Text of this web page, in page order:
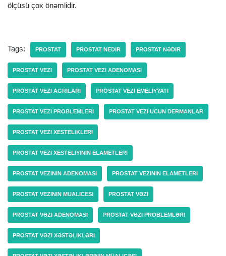
ölçüsü çox önəmlidir.
Tags: PROSTAT PROSTAT NEDIR PROSTAT NƏDIR
PROSTAT VEZI PROSTAT VEZI ADENOMASI
PROSTAT VEZI AGRILARI PROSTAT VEZI EMELIYYATI
PROSTAT VEZI PROBLEMLERI PROSTAT VEZI UCUN DERMANLAR
PROSTAT VEZI XESTELIKLERI
PROSTAT VEZI XESTELIYININ ELAMETLERI
PROSTAT VEZININ ADENOMASI PROSTAT VEZININ ELAMETLERI
PROSTAT VEZININ MUALICESI PROSTAT VƏZI
PROSTAT VƏZI ADENOMASI PROSTAT VƏZI PROBLEMLƏRI
PROSTAT VƏZI XƏSTƏLIKLƏRI